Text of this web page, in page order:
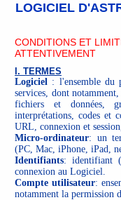
LOGICIEL
CONDITIONS ET
ATTENTIVEMENT
I. TERMES
Logiciel : l'ensemble du
services, dont
fichiers et données,
interprétations, codes et
URL, connexion et
Micro-ordinateur: un
(PC, Mac, iPhone, iPad,
Identifiants: identifiant
connexion au Logiciel.
Compte utilisateur:
notamment la permission